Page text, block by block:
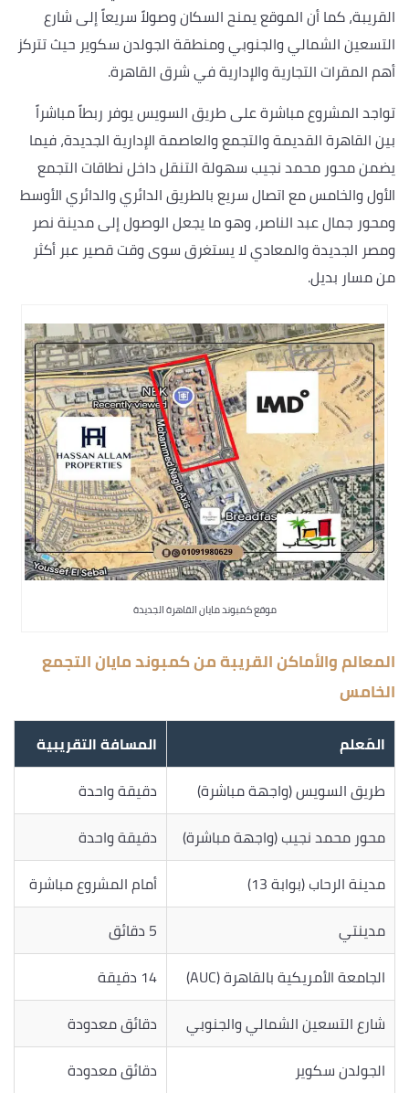
القريبة، كما أن الموقع يمنح السكان وصولاً سريعاً إلى شارع
التسعين الشمالي والجنوبي ومنطقة الجولدن سكوير حيث تتركز
أهم المقرات التجارية والإدارية في شرق القاهرة.
تواجد المشروع مباشرة على طريق السويس يوفر ربطاً مباشراً
بين القاهرة القديمة والتجمع والعاصمة الإدارية الجديدة، فيما
يضمن محور محمد نجيب سهولة التنقل داخل نطاقات التجمع
الأول والخامس مع اتصال سريع بالطريق الدائري والدائري الأوسط
ومحور جمال عبد الناصر، وهو ما يجعل الوصول إلى مدينة نصر
ومصر الجديدة والمعادي لا يستغرق سوى وقت قصير عبر أكثر
من مسار بديل.
موقع كمبوند مايان القاهرة الجديدة
المعالم والأماكن القريبة من كمبوند مايان التجمع
الخامس
المَعلم
المسافة التقريبية
طريق السويس (واجهة مباشرة)
دقيقة واحدة
محور محمد نجيب (واجهة مباشرة)
دقيقة واحدة
مدينة الرحاب (بوابة 13)
أمام المشروع مباشرة
مدينتي
5 دقائق
الجامعة الأمريكية بالقاهرة (AUC)
14 دقيقة
شارع التسعين الشمالي والجنوبي
دقائق معدودة
الجولدن سكوير
دقائق معدودة